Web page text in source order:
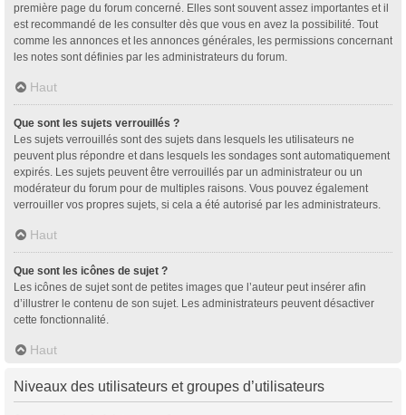
première page du forum concerné. Elles sont souvent assez importantes et il
est recommandé de les consulter dès que vous en avez la possibilité. Tout
comme les annonces et les annonces générales, les permissions concernant
les notes sont définies par les administrateurs du forum.
Haut
Que sont les sujets verrouillés ?
Les sujets verrouillés sont des sujets dans lesquels les utilisateurs ne
peuvent plus répondre et dans lesquels les sondages sont automatiquement
expirés. Les sujets peuvent être verrouillés par un administrateur ou un
modérateur du forum pour de multiples raisons. Vous pouvez également
verrouiller vos propres sujets, si cela a été autorisé par les administrateurs.
Haut
Que sont les icônes de sujet ?
Les icônes de sujet sont de petites images que l’auteur peut insérer afin
d’illustrer le contenu de son sujet. Les administrateurs peuvent désactiver
cette fonctionnalité.
Haut
Niveaux des utilisateurs et groupes d’utilisateurs